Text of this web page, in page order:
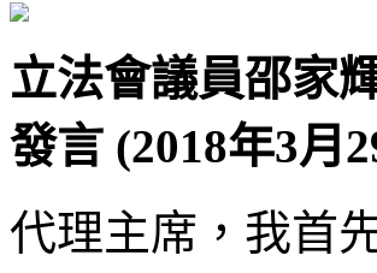
立法會議員邵家
發言 (2018年3月
代理主席，我首